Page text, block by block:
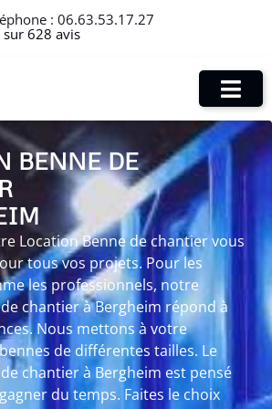
: 06.63.53.17.27
628 avis
BENNE DE
Location Benne de chantier vous
tous vos projets. Pour les
les professionnels, notre
chantier à Bergheim répond à
Nous mettons à votre
de différentes tailles. Le
chantier à Bergheim est pensé
du temps. Faites le choix